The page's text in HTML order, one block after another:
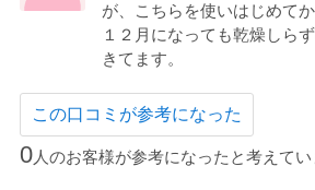
が、こちらを使いはじめて
１２月になっても乾燥しら
きてます。
この口コミが参考になった
0人のお客様が参考になったと考えてい